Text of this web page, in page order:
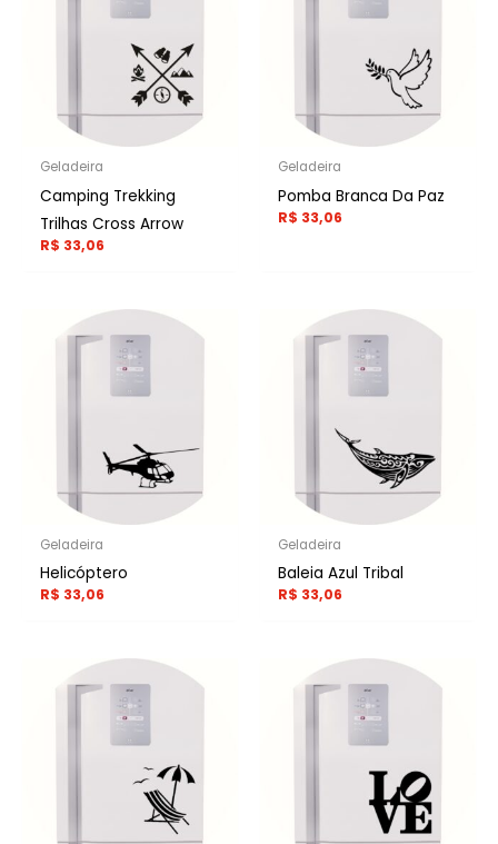
Geladeira
Camping Trekking
Trilhas Cross Arrow
R$ 33,06
Geladeira
Pomba Branca Da Paz
R$ 33,06
Geladeira
Helicóptero
R$ 33,06
Geladeira
Baleia Azul Tribal
R$ 33,06